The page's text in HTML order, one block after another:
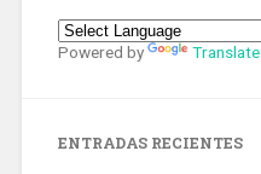
Powered by Translate
ENTRADAS RECIENTES